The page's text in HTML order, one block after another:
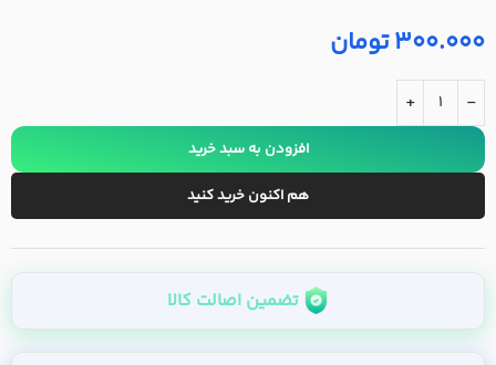
300.000تومان
-
+
افزودن به سبد خرید
هم اکنون خرید کنید
تضمین اصالت کالا